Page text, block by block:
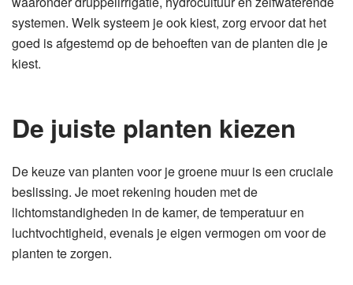
systemen. Welk systeem je ook kiest, zorg ervoor dat het
goed is afgestemd op de behoeften van de planten die je
kiest.
De juiste planten kiezen
De keuze van planten voor je groene muur is een cruciale
beslissing. Je moet rekening houden met de
lichtomstandigheden in de kamer, de temperatuur en
luchtvochtigheid, evenals je eigen vermogen om voor de
planten te zorgen.